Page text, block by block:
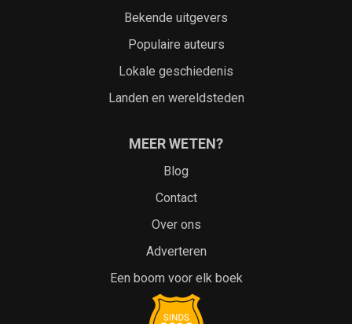
Bekende uitgevers
Populaire auteurs
Lokale geschiedenis
Landen en wereldsteden
MEER WETEN?
Blog
Contact
Over ons
Adverteren
Een boom voor elk boek